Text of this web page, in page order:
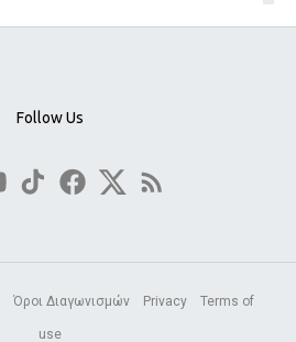
Follow Us
Όροι Διαγωνισμών Privacy Terms of
use